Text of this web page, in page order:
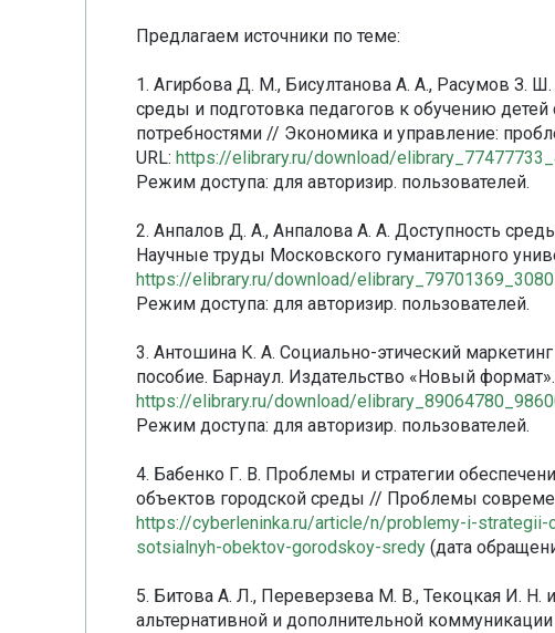
Предлагаем источники по теме:
1. Агирбова Д. М., Бисултанова А. А., Расумов З.
среды и подготовка педагогов к обучению
потребностями // Экономика и управление:
URL: https://elibrary.ru/download/
Режим доступа: для авторизир. пользователей.
2. Анпалов Д. А., Анпалова А. А. Доступность
Научные труды Московского гуманитарного
https://elibrary.ru/download/
Режим доступа: для авторизир. пользователей.
3. Антошина К. А. Социально-этический
пособие. Барнаул. Издательство «Новый
https://elibrary.ru/download/
Режим доступа: для авторизир. пользователей.
4. Бабенко Г. В. Проблемы и стратегии
объектов городской среды // Проблемы
https://cyberleninka.ru/article/n/problemy-i-
sotsialnyh-obektov-gorodskoy-sredy (дата
5. Битова А. Л., Переверзева М. В., Текоцкая И. Н.
альтернативной и дополнительной